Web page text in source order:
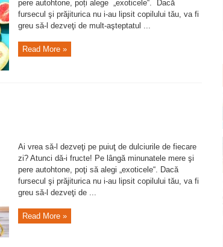
pere autohtone, poți alege „exoticele“. Dacă
fursecul şi prăjiturica nu i-au lipsit copilului tău, va fi
greu să-l dezveţi de mult-aşteptatul ...
Read More »
Ai vrea să-l dezveţi pe puiuţ de dulciurile de fiecare
zi? Atunci dă-i fructe! Pe lângă minunatele mere şi
pere autohtone, poţi să alegi „exoticele“. Dacă
fursecul şi prăjiturica nu i-au lipsit copilului tău, va fi
greu să-l dezveţi de ...
Read More »